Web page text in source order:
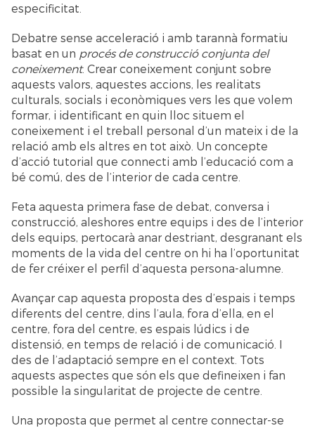
especificitat.
Debatre sense acceleració i amb tarannà formatiu
basat en un procés de construcció conjunta del
coneixement. Crear coneixement conjunt sobre
aquests valors, aquestes accions, les realitats
culturals, socials i econòmiques vers les que volem
formar, i identificant en quin lloc situem el
coneixement i el treball personal d’un mateix i de la
relació amb els altres en tot això. Un concepte
d’acció tutorial que connecti amb l’educació com a
bé comú, des de l’interior de cada centre.
Feta aquesta primera fase de debat, conversa i
construcció, aleshores entre equips i des de l’interior
dels equips, pertocarà anar destriant, desgranant els
moments de la vida del centre on hi ha l’oportunitat
de fer créixer el perfil d’aquesta persona-alumne.
Avançar cap aquesta proposta des d’espais i temps
diferents del centre, dins l’aula, fora d’ella, en el
centre, fora del centre, es espais lúdics i de
distensió, en temps de relació i de comunicació. I
des de l’adaptació sempre en el context. Tots
aquests aspectes que són els que defineixen i fan
possible la singularitat de projecte de centre.
Una proposta que permet al centre connectar-se